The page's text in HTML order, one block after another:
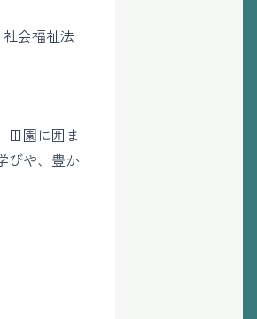
会福祉法
田園に囲ま
びや、豊か